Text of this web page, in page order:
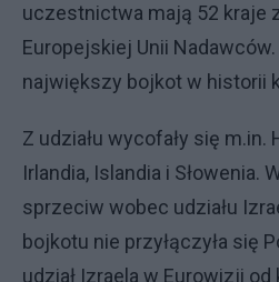
uczestnictwa mają 52 kraje
Europejskiej Unii
największy bojkot w historii
Z udziału wycofały się m.in.
Irlandia, Islandia i Słowenia.
sprzeciw wobec udziału
bojkotu nie przyłączyła się
udział Izraela w Eurowizji